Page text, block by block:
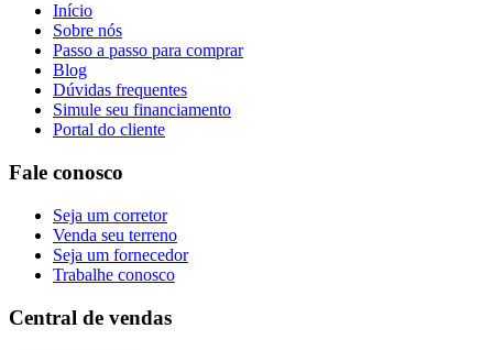
Início
Sobre nós
Passo a passo para comprar
Blog
Dúvidas frequentes
Simule seu financiamento
Portal do cliente
Fale conosco
Seja um corretor
Venda seu terreno
Seja um fornecedor
Trabalhe conosco
Central de vendas